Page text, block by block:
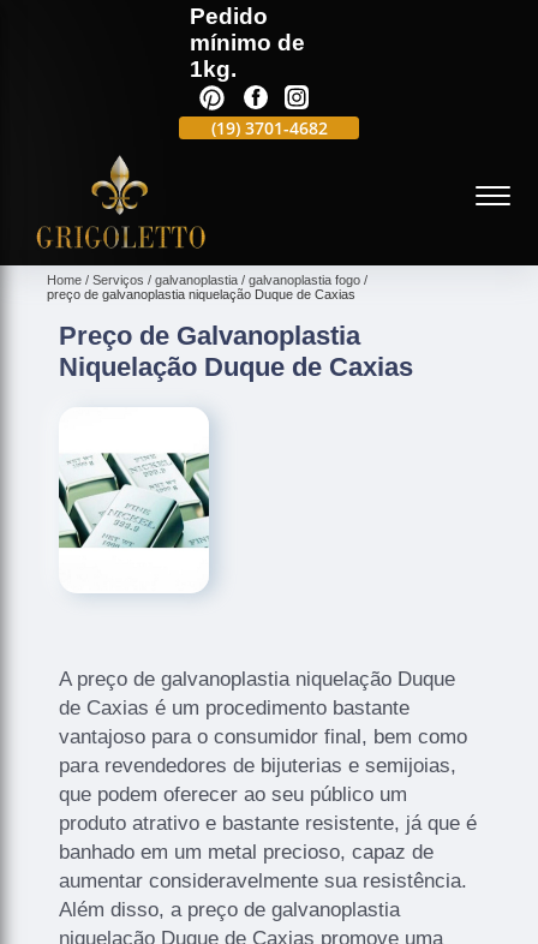
Pedido
mínimo de
1kg.
(19)3701-4682
Home Serviços galvanoplastia
galvanoplastia fogo
preço de galvanoplastia niquelação Duque de Caxias
Preço de Galvanoplastia
Niquelação Duque de Caxias
A preço de galvanoplastia niquelação Duque
de Caxias é um procedimento bastante
vantajoso para o consumidor final, bem como
para revendedores de bijuterias e semijoias,
que podem oferecer ao seu público um
produto atrativo e bastante resistente, já que é
banhado em um metal precioso, capaz de
aumentar consideravelmente sua resistência.
Além disso, a preço de galvanoplastia
niquelação Duque de Caxias promove uma